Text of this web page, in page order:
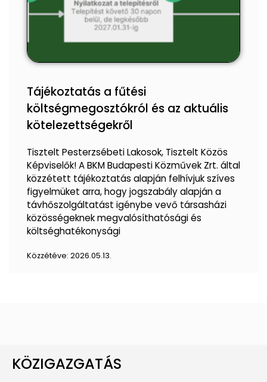
Tájékoztatás a fűtési
költségmegosztókról és az aktuális
kötelezettségekről
Tisztelt Pesterzsébeti Lakosok, Tisztelt Közös
Képviselők! A BKM Budapesti Közművek Zrt. által
közzétett tájékoztatás alapján felhívjuk szíves
figyelmüket arra, hogy jogszabály alapján a
távhőszolgáltatást igénybe vevő társasházi
közösségeknek megvalósíthatósági és
költséghatékonysági
Közzétéve: 2026.05.13.
KÖZIGAZGATÁS